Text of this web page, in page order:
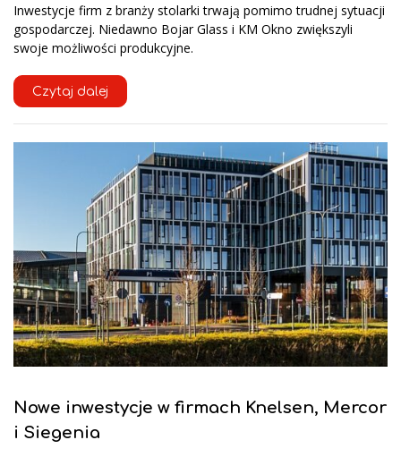
Inwestycje firm z branży stolarki trwają pomimo trudnej sytuacji
gospodarczej. Niedawno Bojar Glass i KM Okno zwiększyli
swoje możliwości produkcyjne.
Czytaj dalej
Nowe inwestycje w firmach Knelsen, Mercor
i Siegenia